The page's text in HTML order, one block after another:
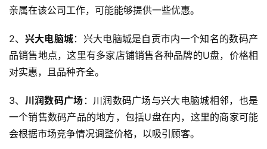
亲属在该公司工作，可能能够提供一些优惠。
2、 兴大电脑城：兴大电脑城是自贡市内一个知名的数码产
品销售地点，这里有多家店铺销售各种品牌的U盘，价格相
对实惠，且品种齐全。
3、 川润数码广场 ：川润数码广场与兴大电脑城相邻，也是
一个销售数码产品的地方，包括U盘在内，这里的商家可能
会根据市场竞争情况调整价格，以吸引顾客。